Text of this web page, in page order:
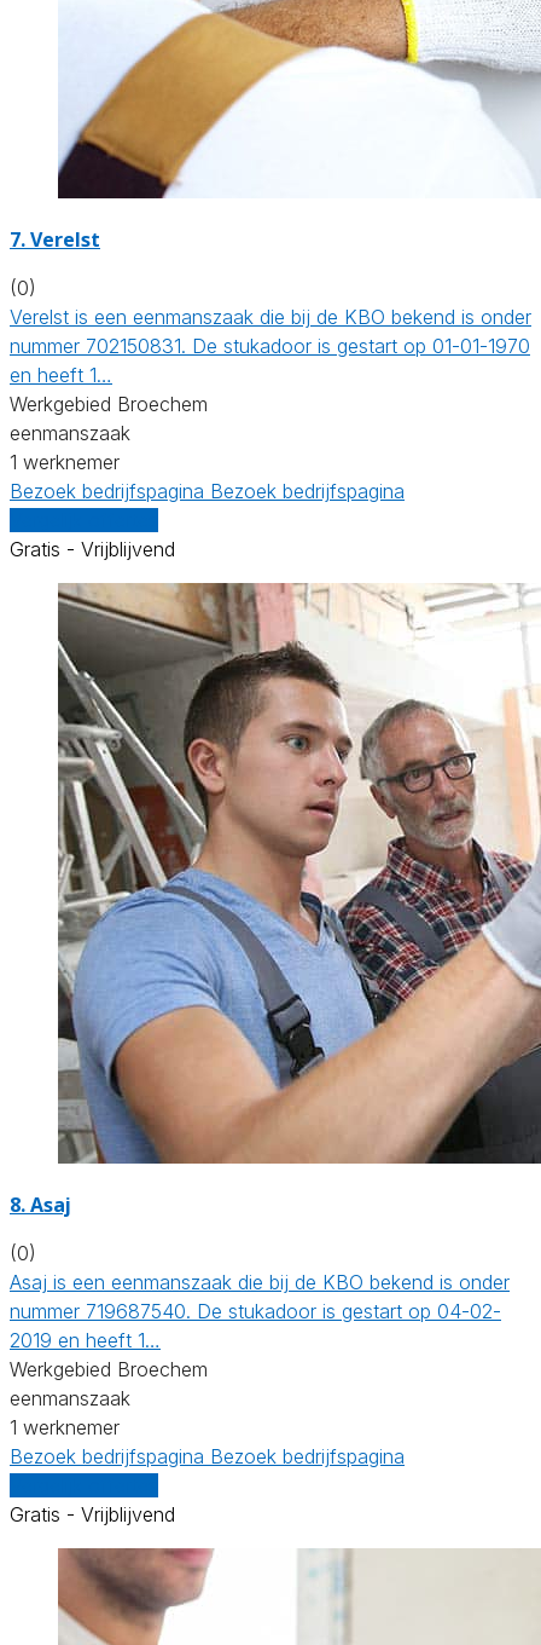
7. Verelst
(0)
Verelst is een eenmanszaak die bij de KBO bekend is onder
nummer 702150831. De stukadoor is gestart op 01-01-1970
en heeft 1…
Werkgebied Broechem
eenmanszaak
1 werknemer
Bezoek bedrijfspagina Bezoek bedrijfspagina
Gratis - Vrijblijvend
8. Asaj
(0)
Asaj is een eenmanszaak die bij de KBO bekend is onder
nummer 719687540. De stukadoor is gestart op 04-02-
2019 en heeft 1…
Werkgebied Broechem
eenmanszaak
1 werknemer
Bezoek bedrijfspagina Bezoek bedrijfspagina
Gratis - Vrijblijvend